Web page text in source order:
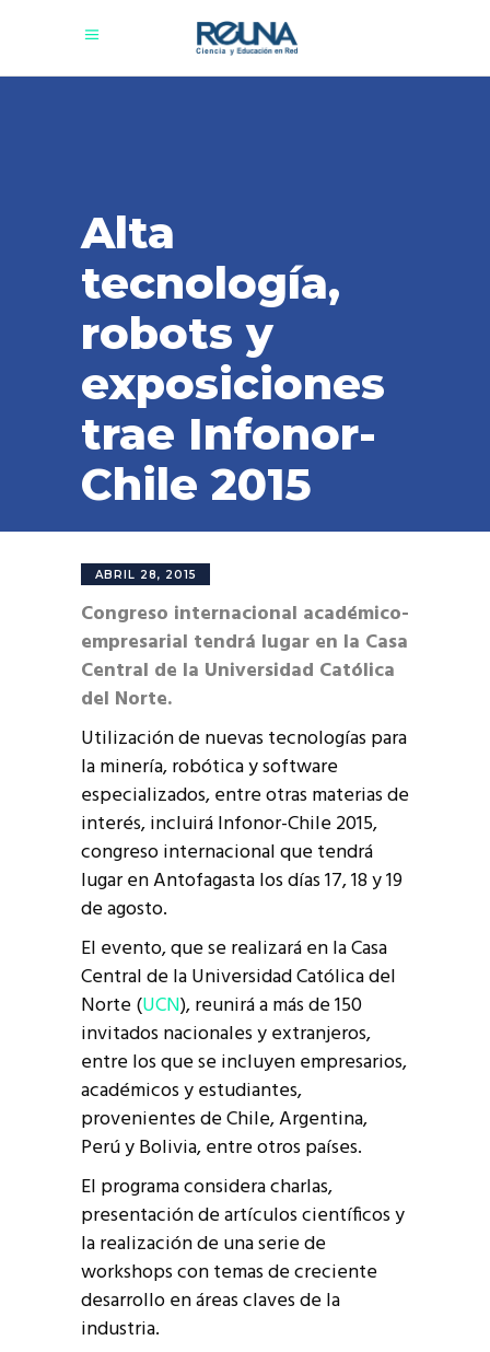
Alta
tecnología,
robots y
exposiciones
trae Infonor-
Chile 2015
ABRIL 28, 2015
Congreso internacional académico-
empresarial tendrá lugar en la Casa
Central de la Universidad Católica
del Norte.
Utilización de nuevas tecnologías para
la minería, robótica y software
especializados, entre otras materias de
interés, incluirá Infonor-Chile 2015,
congreso internacional que tendrá
lugar en Antofagasta los días 17, 18 y 19
de agosto.
El evento, que se realizará en la Casa
Central de la Universidad Católica del
Norte (UCN), reunirá a más de 150
invitados nacionales y extranjeros,
entre los que se incluyen empresarios,
académicos y estudiantes,
provenientes de Chile, Argentina,
Perú y Bolivia, entre otros países.
El programa considera charlas,
presentación de artículos científicos y
la realización de una serie de
workshops con temas de creciente
desarrollo en áreas claves de la
industria.